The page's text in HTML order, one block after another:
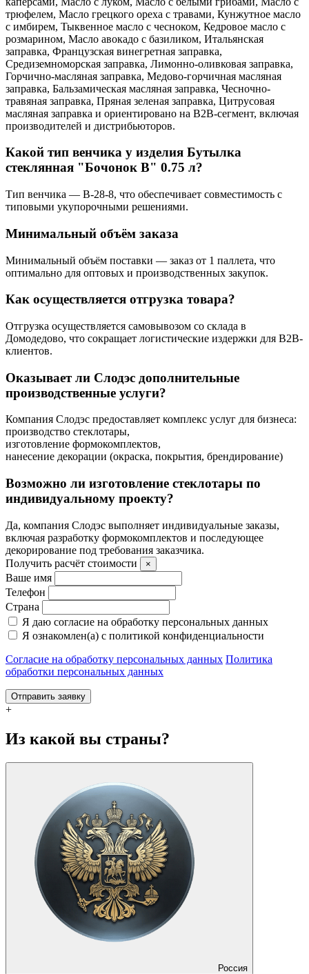
трюфелем, Масло грецкого ореха с травами, Кунжутное масло
с имбирем, Тыквенное масло с чесноком, Кедровое масло с
розмарином, Масло авокадо с базиликом, Итальянская
заправка, Французская винегретная заправка,
Средиземноморская заправка, Лимонно-оливковая заправка,
Горчично-масляная заправка, Медово-горчичная масляная
заправка, Бальзамическая масляная заправка, Чесночно-
травяная заправка, Пряная зеленая заправка, Цитрусовая
масляная заправка и ориентировано на B2B-сегмент, включая
производителей и дистрибьюторов.
Какой тип венчика у изделия Бутылка
стеклянная "Бочонок В" 0.75 л?
Тип венчика — В-28-8, что обеспечивает совместимость с
типовыми укупорочными решениями.
Минимальный объём заказа
Минимальный объём поставки — заказ от 1 паллета, что
оптимально для оптовых и производственных закупок.
Как осуществляется отгрузка товара?
Отгрузка осуществляется самовывозом со склада в
Домодедово, что сокращает логистические издержки для B2B-
клиентов.
Оказывает ли Слодэс дополнительные
производственные услуги?
Компания Слодэс предоставляет комплекс услуг для бизнеса:
производство стеклотары,
изготовление формокомплектов,
нанесение декорации (окраска, покрытия, брендирование)
Возможно ли изготовление стеклотары по
индивидуальному проекту?
Да, компания Слодэс выполняет индивидуальные заказы,
включая разработку формокомплектов и последующее
декорирование под требования заказчика.
Получить расчёт стоимости
×
Ваше имя
Телефон
Страна
Я даю согласие на обработку персональных данных
Я ознакомлен(а) с политикой конфиденциальности
Согласие на обработку персональных данных Политика
обработки персональных данных
Отправить заявку
+
Из какой вы страны?
Россия